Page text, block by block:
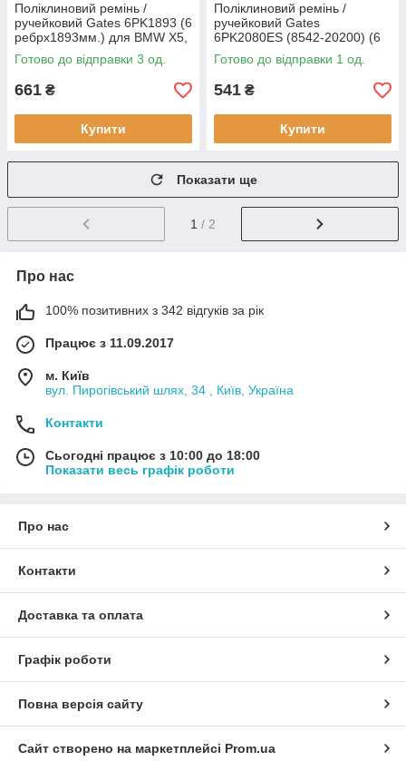
Поліклиновий ремінь /
ручейковий Gates 6PK1893 (6
ребрх1893мм.) для BMW X5,
X6, CHEVROLET, Astro,
Captiva, Epica, Evanda,
Готово до відправки 3 од.
661 ₴
Купити
Поліклиновий ремінь /
ручейковий Gates
6PK2080ES (8542-20200) (6
ребрх2080мм.) для
MERCEDES-BENZ C-Class,
Готово до відправки 1 од.
541 ₴
Купити
Показати ще
1 / 2
Про нас
100% позитивних з 342 відгуків за рік
Працює з 11.09.2017
м. Київ
вул. Пирогівський шлях, 34 , Київ, Україна
Контакти
Сьогодні працює з 10:00 до 18:00
Показати весь графік роботи
Про нас
Контакти
Доставка та оплата
Графік роботи
Повна версія сайту
Сайт створено на маркетплейсі Prom.ua